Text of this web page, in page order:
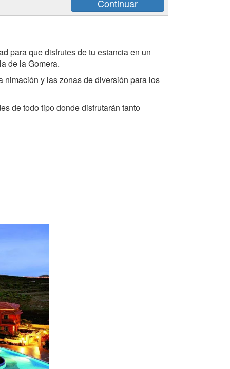
para que disfrutes de tu estancia en un
de la Gomera.
y las zonas de diversión para los
de todo tipo donde disfrutarán tanto